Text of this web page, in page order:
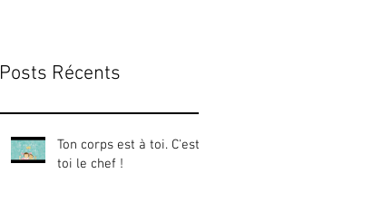
Posts Récents
Ton corps est à toi. C'est
toi le chef !